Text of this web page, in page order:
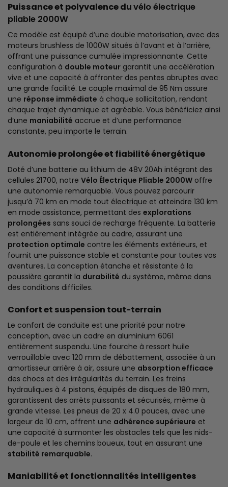
Puissance et polyvalence duvélo électrique
pliable 2000W
Ce modèle est équipé d’une double motorisation, avec des
moteurs brushless de 1000W situés à l’avant et à l’arrière,
offrant une puissance cumulée impressionnante. Cette
configuration à double moteur garantit une accélération
vive et une capacité à affronter des pentes abruptes avec
une grande facilité. Le couple maximal de 95 Nm assure
une réponse immédiate à chaque sollicitation, rendant
chaque trajet dynamique et agréable. Vous bénéficiez ainsi
d’une maniabilité accrue et d’une performance
constante, peu importe le terrain.
Autonomie prolongée et fiabilité énergétique
Doté d’une batterie au lithium de 48V 20Ah intégrant des
cellules 21700, notre Vélo Électrique Pliable 2000W offre
une autonomie remarquable. Vous pouvez parcourir
jusqu’à 70 km en mode tout électrique et atteindre 130 km
en mode assistance, permettant des explorations
prolongées sans souci de recharge fréquente. La batterie
est entièrement intégrée au cadre, assurant une
protection optimale contre les éléments extérieurs, et
fournit une puissance stable et constante pour toutes vos
aventures. La conception étanche et résistante à la
poussière garantit la durabilité du système, même dans
des conditions difficiles.
Confort et suspension tout-terrain
Le confort de conduite est une priorité pour notre
conception, avec un cadre en aluminium 6061
entièrement suspendu. Une fourche à ressort huile
verrouillable avec 120 mm de débattement, associée à un
amortisseur arrière à air, assure une absorption efficace
des chocs et des irrégularités du terrain. Les freins
hydrauliques à 4 pistons, équipés de disques de 180 mm,
garantissent des arrêts puissants et sécurisés, même à
grande vitesse. Les pneus de 20 x 4.0 pouces, avec une
largeur de 10 cm, offrent une adhérence supérieure et
une capacité à surmonter les obstacles tels que les nids-
de-poule et les chemins boueux, tout en assurant une
stabilité remarquable.
Maniabilité et fonctionnalités intelligentes